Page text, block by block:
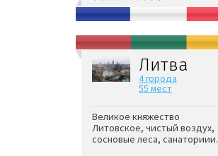
Литва
4 города
55 мест
Великое княжество
Литовское, чистый воздух,
сосновые леса, санаториии.